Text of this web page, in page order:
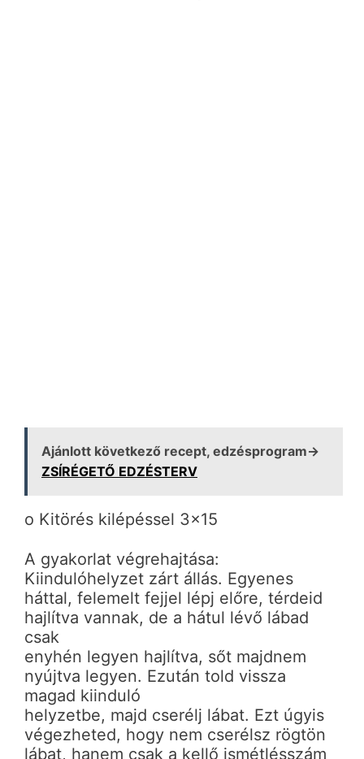
Ajánlott következő recept, edzésprogram→
ZSÍRÉGETŐ EDZÉSTERV
o Kitörés kilépéssel 3×15
A gyakorlat végrehajtása:
Kiindulóhelyzet zárt állás. Egyenes
háttal, felemelt fejjel lépj előre, térdeid
hajlítva vannak, de a hátul lévő lábad
csak
enyhén legyen hajlítva, sőt majdnem
nyújtva legyen. Ezután told vissza
magad kiinduló
helyzetbe, majd cserélj lábat. Ezt úgyis
végezheted, hogy nem cserélsz rögtön
lábat, hanem csak a kellő ismétlésszám